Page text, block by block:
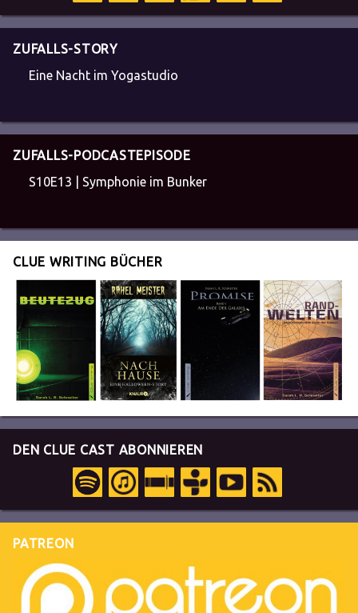
ZUFALLS-STORY
Eine Nacht im Yogastudio
ZUFALLS-PODCASTEPISODE
S10E13 | Symphonie im Bunker
CLUE WRITING BÜCHER
DEN CLUE CAST ABONNIEREN
PATREON